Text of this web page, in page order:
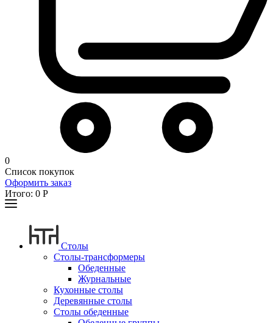
0
Список покупок
Оформить заказ
Итого: 0 Р
Столы
Столы-трансформеры
Обеденные
Журнальные
Кухонные столы
Деревянные столы
Столы обеденные